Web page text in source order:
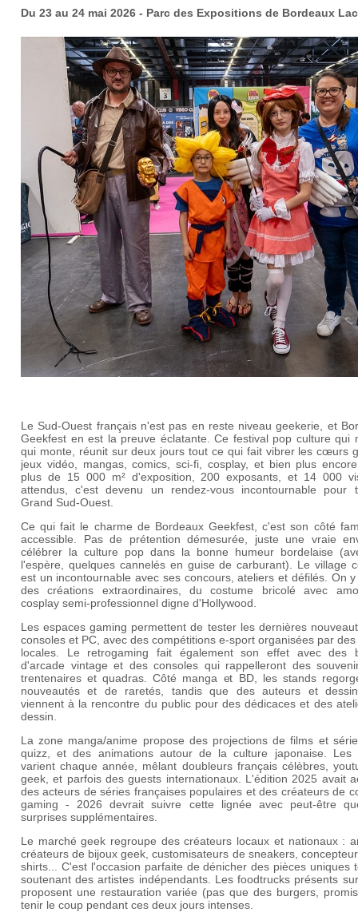
Du 23 au 24 mai 2026 - Parc des Expositions de Bordeaux Lac
Le Sud-Ouest français n'est pas en reste niveau geekerie, et
Geekfest en est la preuve éclatante. Ce festival pop culture qui
qui monte, réunit sur deux jours tout ce qui fait vibrer les cœurs
jeux vidéo, mangas, comics, sci-fi, cosplay, et bien plus
plus de 15 000 m² d'exposition, 200 exposants, et 14 000
attendus, c'est devenu un rendez-vous incontournable pour
Grand Sud-Ouest.
Ce qui fait le charme de Bordeaux Geekfest, c'est son côté
accessible. Pas de prétention démesurée, juste une vraie
célébrer la culture pop dans la bonne humeur bordelaise
l'espère, quelques cannelés en guise de carburant). Le village
est un incontournable avec ses concours, ateliers et défilés. On
des créations extraordinaires, du costume bricolé avec
cosplay semi-professionnel digne d'Hollywood.
Les espaces gaming permettent de tester les dernières
consoles et PC, avec des compétitions e-sport organisées par
locales. Le retrogaming fait également son effet avec des
d'arcade vintage et des consoles qui rappelleront des
trentenaires et quadras. Côté manga et BD, les stands
nouveautés et de raretés, tandis que des auteurs et
viennent à la rencontre du public pour des dédicaces et des
dessin.
La zone manga/anime propose des projections de films et
quizz, et des animations autour de la culture japonaise. Les
varient chaque année, mêlant doubleurs français célèbres,
geek, et parfois des guests internationaux. L'édition 2025 avait
des acteurs de séries françaises populaires et des créateurs de
gaming - 2026 devrait suivre cette lignée avec peut-être
surprises supplémentaires.
Le marché geek regroupe des créateurs locaux et nationaux :
créateurs de bijoux geek, customisateurs de sneakers,
shirts... C'est l'occasion parfaite de dénicher des pièces uniques
soutenant des artistes indépendants. Les foodtrucks présents
proposent une restauration variée (pas que des burgers,
tenir le coup pendant ces deux jours intenses.